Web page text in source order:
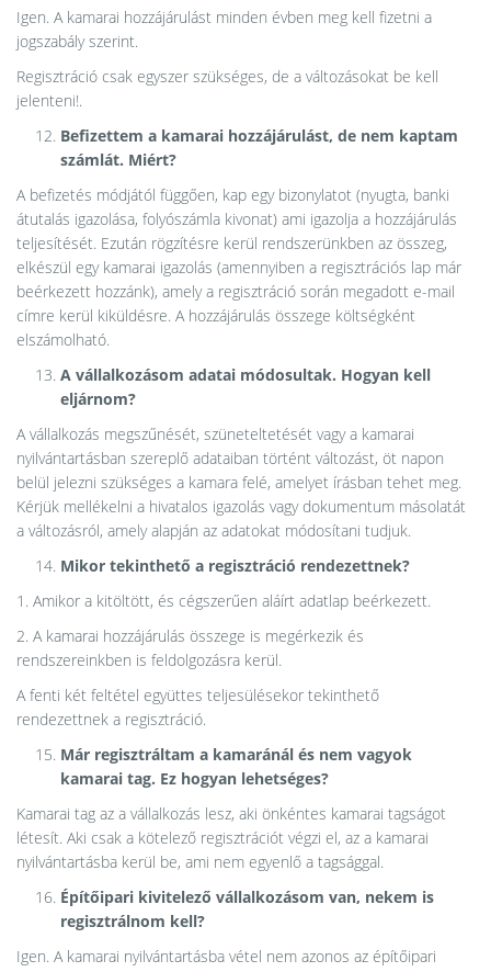
Igen. A kamarai hozzájárulást minden évben meg kell fizetni a
jogszabály szerint.
Regisztráció csak egyszer szükséges, de a változásokat be kell
jelenteni!.
Befizettem a kamarai hozzájárulást, de nem kaptam
számlát. Miért?
A befizetés módjától függően, kap egy bizonylatot (nyugta, banki
átutalás igazolása, folyószámla kivonat) ami igazolja a hozzájárulás
teljesítését. Ezután rögzítésre kerül rendszerünkben az összeg,
elkészül egy kamarai igazolás (amennyiben a regisztrációs lap már
beérkezett hozzánk), amely a regisztráció során megadott e-mail
címre kerül kiküldésre. A hozzájárulás összege költségként
elszámolható.
A vállalkozásom adatai módosultak. Hogyan kell
eljárnom?
A vállalkozás megszűnését, szüneteltetését vagy a kamarai
nyilvántartásban szereplő adataiban történt változást, öt napon
belül jelezni szükséges a kamara felé, amelyet írásban tehet meg.
Kérjük mellékelni a hivatalos igazolás vagy dokumentum másolatát
a változásról, amely alapján az adatokat módosítani tudjuk.
Mikor tekinthető a regisztráció rendezettnek?
1. Amikor a kitöltött, és cégszerűen aláírt adatlap beérkezett.
2. A kamarai hozzájárulás összege is megérkezik és
rendszereinkben is feldolgozásra kerül.
A fenti két feltétel együttes teljesülésekor tekinthető
rendezettnek a regisztráció.
Már regisztráltam a kamaránál és nem vagyok
kamarai tag. Ez hogyan lehetséges?
Kamarai tag az a vállalkozás lesz, aki önkéntes kamarai tagságot
létesít. Aki csak a kötelező regisztrációt végzi el, az a kamarai
nyilvántartásba kerül be, ami nem egyenlő a tagsággal.
Építőipari kivitelező vállalkozásom van, nekem is
regisztrálnom kell?
Igen. A kamarai nyilvántartásba vétel nem azonos az építőipari